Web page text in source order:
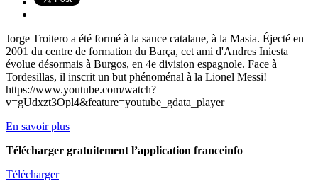
Jorge Troitero a été formé à la sauce catalane, à la Masia. Éjecté en
2001 du centre de formation du Barça, cet ami d'Andres Iniesta
évolue désormais à Burgos, en 4e division espagnole. Face à
Tordesillas, il inscrit un but phénoménal à la Lionel Messi!
https://www.youtube.com/watch?
v=gUdxzt3Opl4&feature=youtube_gdata_player
En savoir plus
Télécharger gratuitement l’application franceinfo
Télécharger